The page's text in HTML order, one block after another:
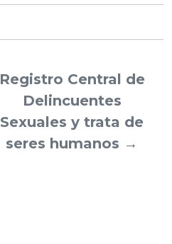
Registro Central de
Delincuentes
Sexuales y trata de
seres humanos →